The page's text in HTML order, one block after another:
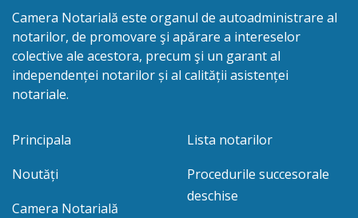
Camera Notarială este organul de autoadministrare al
notarilor, de promovare şi apărare a intereselor
colective ale acestora, precum şi un garant al
independenței notarilor și al calității asistenței
notariale.
Principala
Noutăți
Camera Notarială
Lista notarilor
Procedurile succesorale
deschise